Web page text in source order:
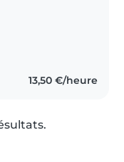
13,50 €/heure